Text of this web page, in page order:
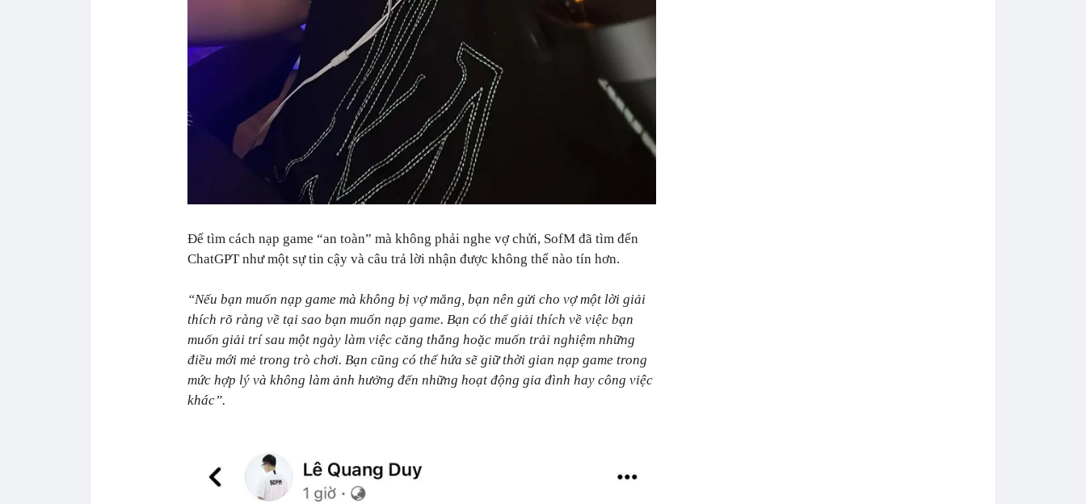
Để tìm cách nạp game “an toàn” mà không phải nghe vợ chửi, SofM đã tìm đến
ChatGPT như một sự tin cậy và câu trả lời nhận được không thể nào tín hơn.
“Nếu bạn muốn nạp game mà không bị vợ mắng, bạn nên gửi cho vợ một lời giải
thích rõ ràng về tại sao bạn muốn nạp game. Bạn có thể giải thích về việc bạn
muốn giải trí sau một ngày làm việc căng thẳng hoặc muốn trải nghiệm những
điều mới mẻ trong trò chơi. Bạn cũng có thể hứa sẽ giữ thời gian nạp game trong
mức hợp lý và không làm ảnh hưởng đến những hoạt động gia đình hay công việc
khác”.